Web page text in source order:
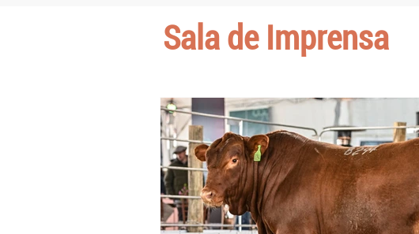
Sala de Imprensa